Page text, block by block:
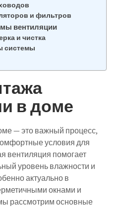
и фильтров
вентиляции
и чистка
системы
в доме
— это важный процесс,
условия для
вентиляция помогает
уровень влажности и
актуально в
окнами и
рассмотрим основные